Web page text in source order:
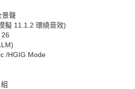
景聲
擬 11.1.2 環繞音效)
/HGIG Mode